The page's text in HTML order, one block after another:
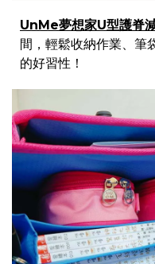
UnMe夢想家U型護脊
間，輕鬆收納作業、筆
的好習性！